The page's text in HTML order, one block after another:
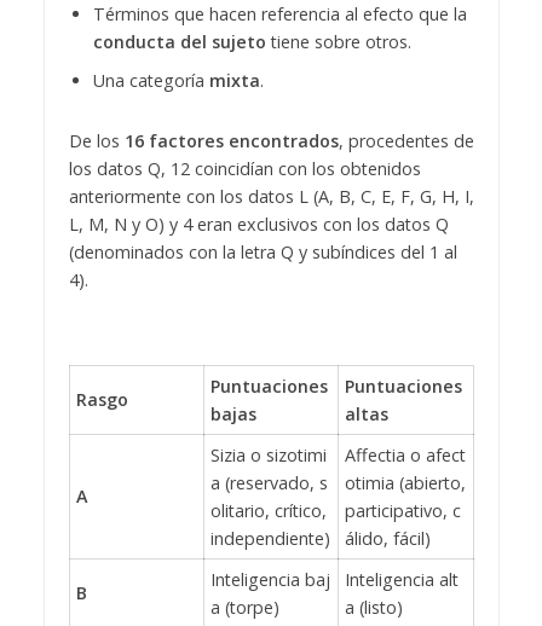
Términos que hacen referencia al efecto que la
conducta del sujeto tiene sobre otros.
Una categoría mixta.
De los 16 factores encontrados, procedentes de
los datos Q, 12 coincidían con los obtenidos
anteriormente con los datos L (A, B, C, E, F, G, H, I,
L, M, N y O) y 4 eran exclusivos con los datos Q
(denominados con la letra Q y subíndices del 1 al
4).
Rasgo
Puntuaciones
bajas
Puntuaciones
altas
A
Sizia o sizotimi
a (reservado, s
olitario, crítico,
independiente)
Affectia o afect
otimia (abierto,
participativo, c
álido, fácil)
B
Inteligencia baj
a (torpe)
Inteligencia alt
a (listo)